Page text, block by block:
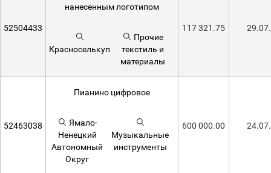
52504433
нанесенным логотипом
Красноселькуп
Прочие
текстиль и
материалы
117 321.75
52463038
Пианино цифровое
Ямало-
Ненецкий
Автономный
Округ
Музыкальные
инструменты
600 000.00